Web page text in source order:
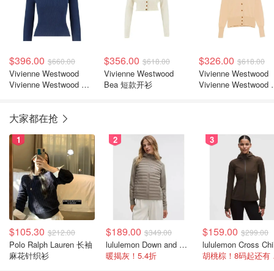
$396.00 $660.00
Vivienne Westwood
Vivienne Westwood 土
$356.00 $618.00
Vivienne Westwood
Bea 短款开衫
$326.00 $618.00
Vivienne Westwood
Vivienne Westwood
大家都在抢
1
$105.30 $212.00
Polo Ralph Lauren 长袖
麻花针织衫
2
$189.00 $349.00
lululemon Down and Around 羽绒夹克
暖揭灰！5.4折
3
$159.00 $299.00